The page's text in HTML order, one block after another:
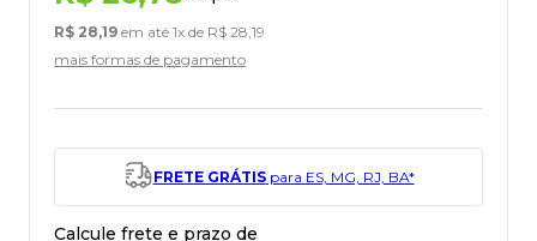
R$ 28,19 em até 1x de R$ 28,19
mais formas de pagamento
FRETE GRÁTISpara ES, MG, RJ, BA*